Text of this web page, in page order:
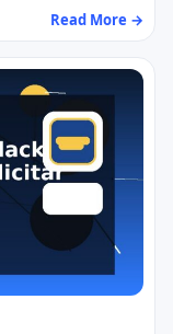
Read More →